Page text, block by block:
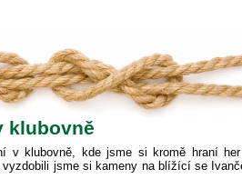
klubovně
v klubovně, kde jsme si kromě hraní
jsme si kameny na blížící se